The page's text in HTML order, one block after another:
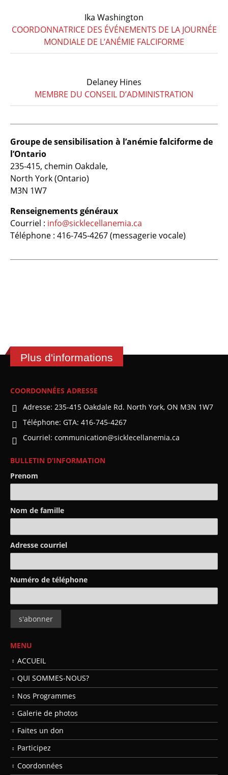
Ika Washington
COORDONNATRICE DES ÉVÉNEMENTS DE LA JOURNÉE
MONDIALE DE L’ANÉMIE FALCIFORME
Delaney Hines
MEMBRE DU CONSEIL D’ADMINISTRATION
Groupe de sensibilisation à l’anémie falciforme de
l’Ontario
235-415, chemin Oakdale,
North York (Ontario)
M3N 1W7
Renseignements généraux
Courriel : info@sicklecellanemia.ca
Téléphone : 416-745-4267 (messagerie vocale)
Plus d'informations
COORDONNÉES ADRESSE
Adresse: 235-415 Oakdale Rd. North York, ON M3N 1W7
Téléphone: GTA: 416-745-4267
Courriel: communication@sicklecellanemia.ca
BULLETIN D’INFORMATION
Prenom
Nom de famille
Adresse courriel
Numéro de téléphone
MENU
ACCUEIL
QUI SOMMES-NOUS?
Nos Programmes
Galerie de photos
Faites un don
Participez
Coordonnées